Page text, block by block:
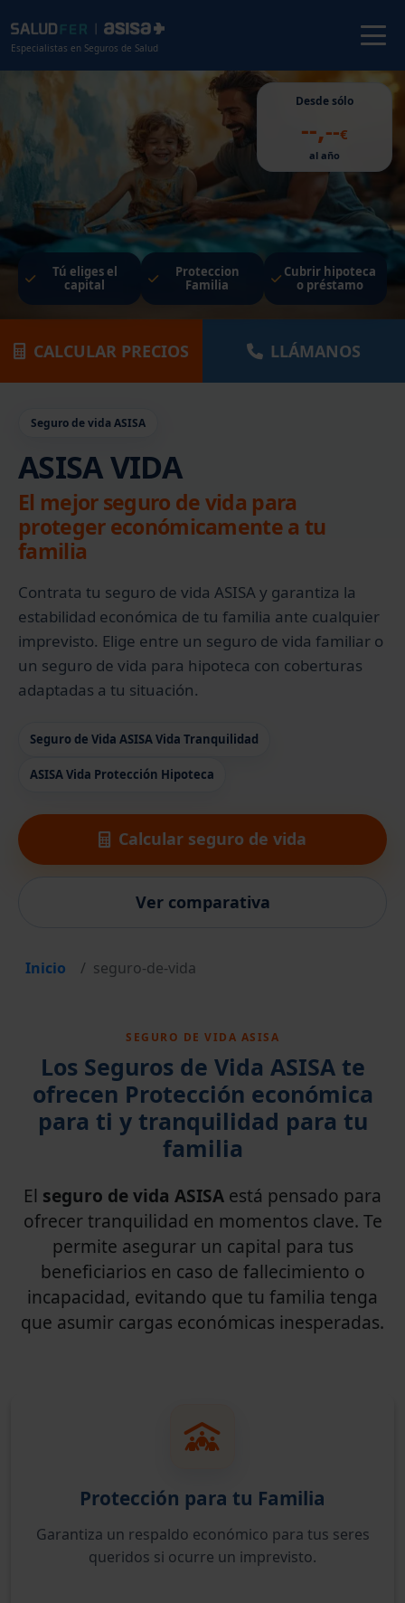
Especialistas en Seguros de Salud
Seguro de vida ASISA
ASISA VIDA
El mejor seguro de vida para
proteger económicamente a tu
familia
Contrata tu seguro de vida ASISA y garantiza la
estabilidad económica de tu familia ante cualquier
imprevisto. Elige entre un seguro de vida familiar o
un seguro de vida para hipoteca con coberturas
adaptadas a tu situación.
Seguro de Vida ASISA Vida Tranquilidad
ASISA Vida Protección Hipoteca
Calcular seguro de vida
Ver comparativa
Desde sólo
--,--€
al año
Tú eliges el
capital
Proteccion
Familia
Cubrir hipoteca
o préstamo
CALCULAR PRECIOS LLÁMANOS
Inicio seguro-de-vida
SEGURO DE VIDA ASISA
Los Seguros de Vida ASISA te
ofrecen Protección económica
para ti y tranquilidad para tu
familia
El seguro de vida ASISA está pensado para
ofrecer tranquilidad en momentos clave. Te
permite asegurar un capital para tus
beneficiarios en caso de fallecimiento o
incapacidad, evitando que tu familia tenga
que asumir cargas económicas inesperadas.
Protección para tu Familia
Garantiza un respaldo económico para tus seres
queridos si ocurre un imprevisto.